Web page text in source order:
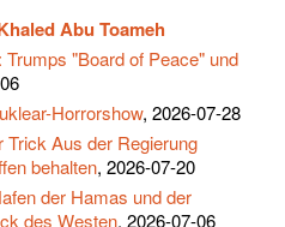
Abu Toameh
Trumps "Board of Peace" und
Horrorshow, 2026-07-28
Aus der Regierung
behalten, 2026-07-20
der Hamas und der
des Westen, 2026-07-06